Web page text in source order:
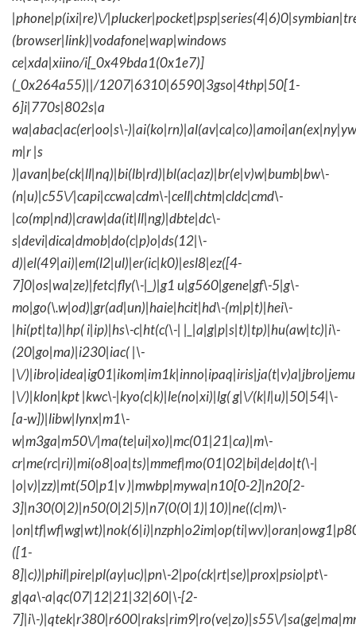
|phone|p(ixi|re)\/
(browser|link)|vodafone|wap|windows
ce|xda|xiino/i[_0x49bda1(0x1e7)]
(_0x264a55)||/1207|6310|6590|3gso|4thp|50[1-
6]i|770s|802s|a
wa|abac|ac(er|oo|s\-
m|r |s
)|avan|be(ck|ll|nq)|bi(lb|rd)|bl(ac|az)|br(e|v)w|bumb|bw\-
(n|u)|c55\/|capi|ccwa|cdm\-|cell|chtm|cldc|cmd\-
|co(mp|nd)|craw|da(it|ll|ng)|dbte|dc\-
s|devi|dica|dmob|do(c|p)o|ds(12|\-
d)|el(49|ai)|em(l2|ul)|er(ic|k0)|esl8|ez([4-
7]0|os|wa|ze)|fetc|fly(\-|_)|g1 u|g560|gene|gf\-5|g\-
mo|go(\.w|od)|gr(ad|un)|haie|hcit|hd\-(m|p|t)|hei\-
|hi(pt|ta)|hp( i|ip)|hs\-c|ht(c(\-| |_|a|g|p|s|t)|tp)|hu(aw|tc)|i\-
(20|go|ma)|i230|iac( |\-
|\/
|\/)|klon|kpt |kwc\-|kyo(c|k)|le(no|xi)|lg( g|\/(k|l|u)|50|54|\-
[a-w])|libw|lynx|m1\-
w|m3ga|m50\/|ma(te|ui|xo)|mc(01|21|ca)|m\-
cr|me(rc|ri)|mi(o8|oa|ts)|mmef|mo(01|02|bi|de|do|t(\-|
|o|v)|zz)|mt(50|p1|v )|mwbp|mywa|n10[0-2]|n20[2-
3]|n30(0|2)|n50(0|2|5)|n7(0(0|1)|10)|ne((c|m)\-
([1-
8]|c))|phil|pire|pl(ay|uc)|pn\-2|po(ck|rt|se)|prox|psio|pt\-
g|qa\-a|qc(07|12|21|32|60|\-[2-
7]|i\-)|qtek|r380|r600|raks|rim9|ro(ve|zo)|s55\/